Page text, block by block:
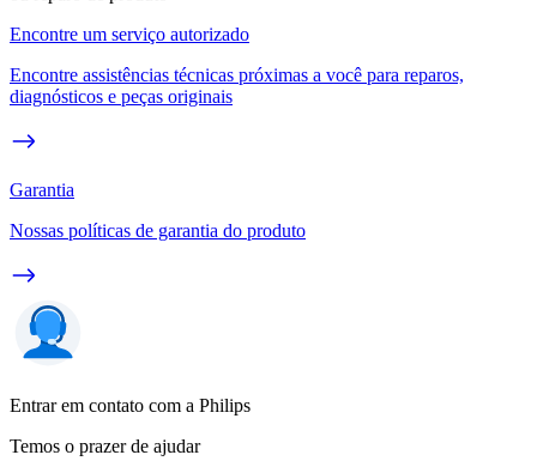
Encontre um serviço autorizado
Encontre assistências técnicas próximas a você para reparos,
diagnósticos e peças originais
Garantia
Nossas políticas de garantia do produto
Entrar em contato com a Philips
Temos o prazer de ajudar